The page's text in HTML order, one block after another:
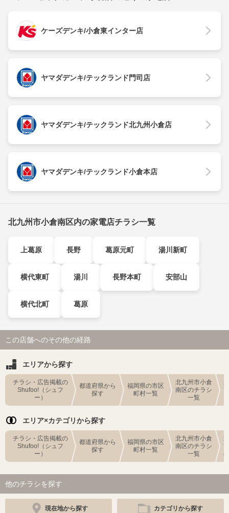
ケーズデンキ/小倉東インター店
ヤマダデンキ/テックランド門司店
ヤマダデンキ/テックランド北九州小倉店
ヤマダデンキ/テックランド小倉本店
北九州市小倉南区内の家電店チラシ一覧
上葛原 長野 葛原元町 湯川新町
横代東町 湯川 長野本町 安部山
横代北町 葛原
この店舗へのその他の経路
エリアから探す
チラシ・広告掲載の
Shufoo!（シュフ
ー）
都道府県から
探す
福岡県の市区
町村一覧
北九州市小倉
南区のチラシ
一覧
エリア×カテゴリから探す
チラシ・広告掲載の
Shufoo!（シュフ
ー）
都道府県から
探す
福岡県の市区
町村一覧
北九州市小倉
南区のチラシ
一覧
他のチラシを探す
現在地から探す カテゴリから探す